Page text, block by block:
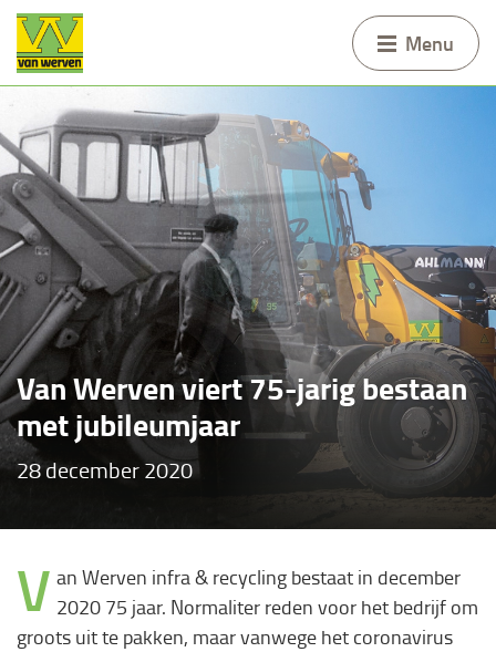
Menu
Van Werven viert 75-jarig bestaan
met jubileumjaar
28 december 2020
V an Werven infra & recycling bestaat in december
2020 75 jaar. Normaliter reden voor het bedrijf om
groots uit te pakken, maar vanwege het coronavirus